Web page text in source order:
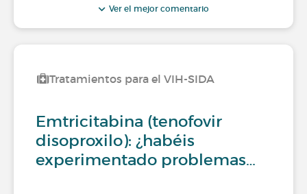
Ver el mejor comentario
Tratamientos para el VIH-SIDA
Emtricitabina (tenofovir
disoproxilo): ¿habéis
experimentado problemas…